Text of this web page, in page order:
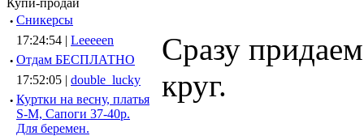
Купи-продай
· Сникерсы
17:24:54 | Leeeeen
· Отдам БЕСПЛАТНО
17:52:05 | double_lucky
· Куртки на весну, платья
S-M, Сапоги 37-40р.
Для беремен.
Сразу
круг.